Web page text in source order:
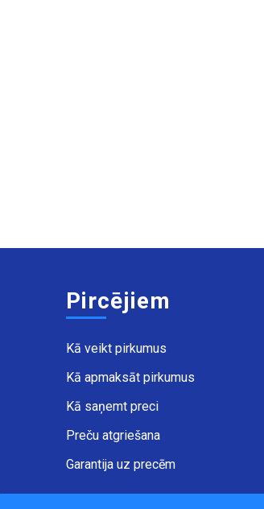
Pircējiem
Kā veikt pirkumus
Kā apmaksāt pirkumus
Kā saņemt preci
Preču atgriešana
Garantija uz precēm